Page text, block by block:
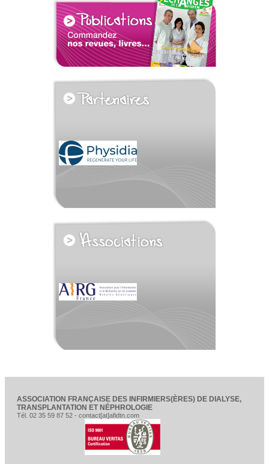
voir tous les partenaires
ASSOCIATION FRANÇAISE DES INFIRMIERS(ÈRES) DE DIALYSE,
TRANSPLANTATION ET NÉPHROLOGIE
Tél. 02 35 59 87 52 - contact[at]afidtn.com